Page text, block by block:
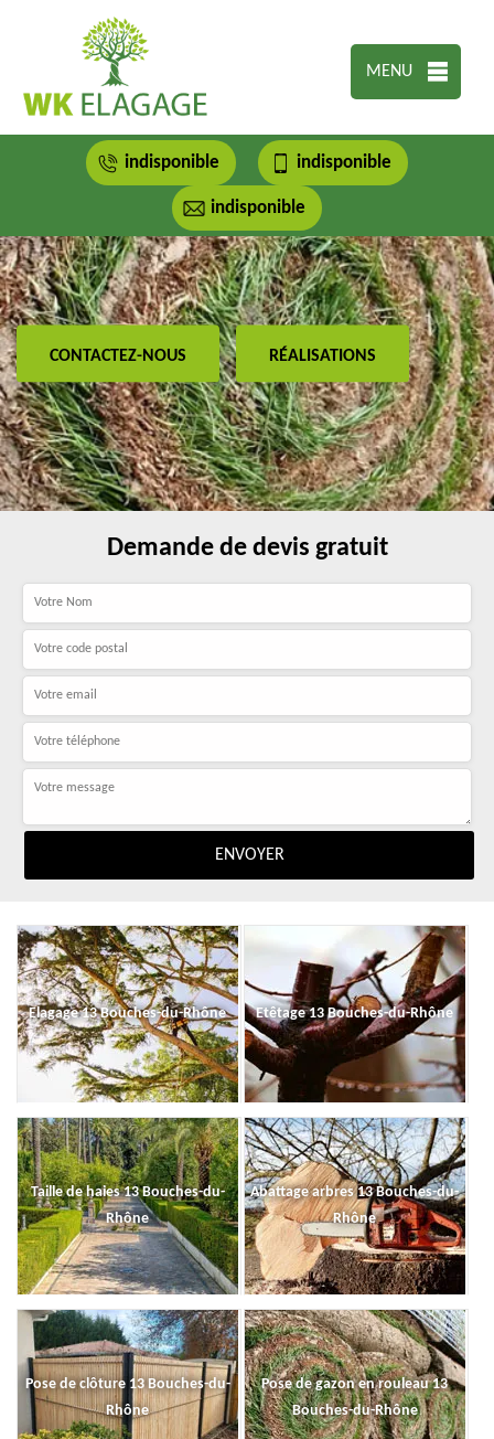
MENU
indisponible indisponible
indisponible
CONTACTEZ-NOUS RÉALISATIONS
Demande de devis gratuit
Elagage 13 Bouches-du-Rhône Etêtage 13 Bouches-du-Rhône
Taille de haies 13 Bouches-du-
Rhône
Abattage arbres 13 Bouches-du-
Rhône
Pose de clôture 13 Bouches-du-
Rhône
Pose de gazon en rouleau 13
Bouches-du-Rhône